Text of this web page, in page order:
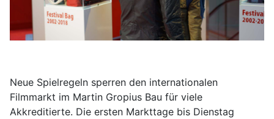
Neue Spielregeln sperren den internationalen
Filmmarkt im Martin Gropius Bau für viele
Akkreditierte. Die ersten Markttage bis Dienstag